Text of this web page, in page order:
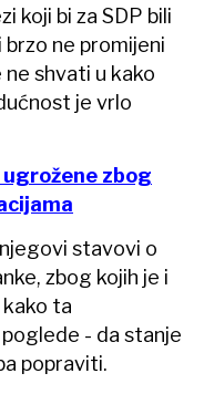
koji bi za SDP bili
ne promijeni
shvati u kako
je vrlo
ugrožene zbog
stavovi o
zbog kojih je i
ta
- da stanje
popraviti.